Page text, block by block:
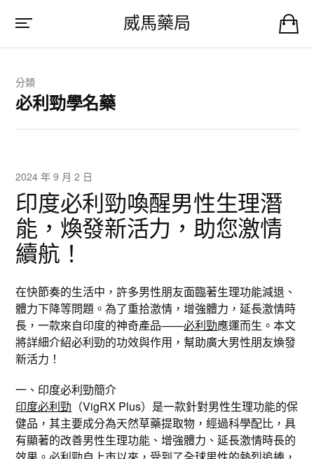
威馬藥局
分類
必利勁學名藥
2024 年 9 月 2 日
印度必利勁喚醒男性生理潛
能，煥發新活力，助您激情
續航！
在快節奏的生活中，許多男性朋友面臨著生理功能減退、
體力下降等問題。為了重拾激情，增強體力，延長激情時
長，一款來自印度的神奇產品——必利勁應運而生。本文
將詳細介紹必利勁的功效與作用，幫助廣大男性朋友煥發
新活力！
一、印度必利勁簡介
印度必利勁 （VigRX Plus）是一款針對男性生理功能的保
健品，其主要成分為天然草藥提取物，經過科學配比，具
有顯著的改善男性生理功能、增強體力、延長激情時長的